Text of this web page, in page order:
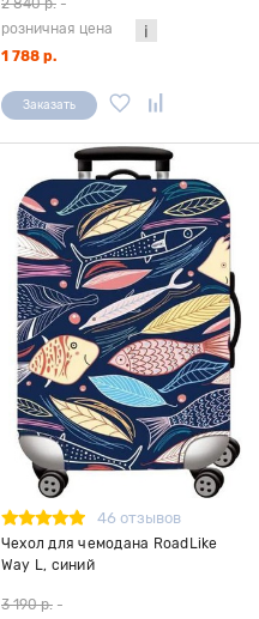
2 840 р. -
розничная цена
1 788 р.
Заказать
46 отзывов
Чехол для чемодана RoadLike
Way L, синий
3 190 р. -